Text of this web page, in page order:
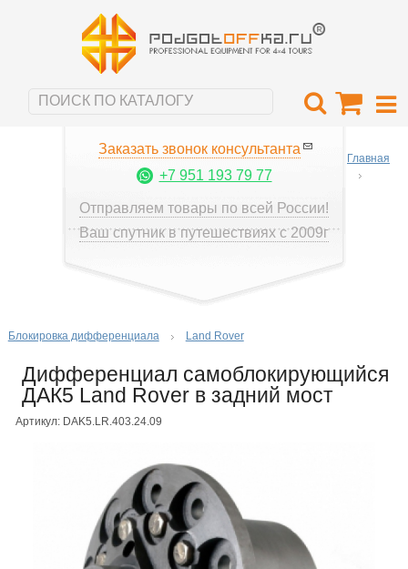
Заказать звонок консультанта
+7 951 193 79 77
Отправляем товары по всей России!
Ваш спутник в путешествиях с 2009г
Главная
Блокировка дифференциала Land Rover
Дифференциал самоблокирующийся
ДАК5 Land Rover в задний мост
Артикул: DAK5.LR.403.24.09